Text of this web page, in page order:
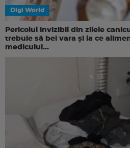
Digi World
Pericolul invizibil din zilele
trebuie să bei vara și la ce
medicului...